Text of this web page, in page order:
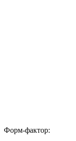
Форм-фактор: